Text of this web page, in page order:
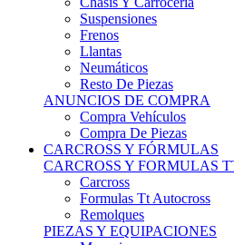
Frenos
Llantas
Neumáticos
Resto De Piezas
ANUNCIOS DE COMPRA
Compra Vehículos
Compra De Piezas
CARCROSS Y FÓRMULAS
CARCROSS Y FORMULAS TT
Carcross
Formulas Tt Autocross
Remolques
PIEZAS Y EQUIPACIONES
Mecanica
Electrónica